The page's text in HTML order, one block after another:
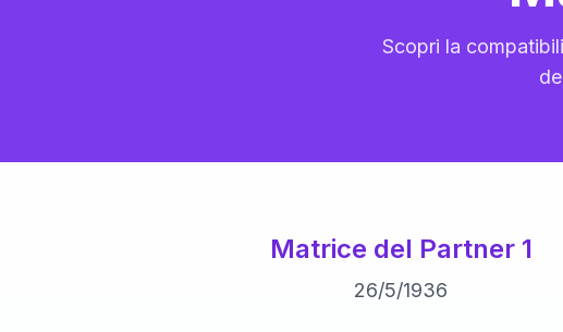
Scopri la
Matrice del Partner 1
26/5/1936